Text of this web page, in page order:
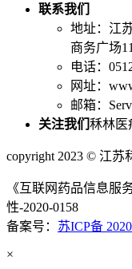
联系我们
地址：江
商务广场
电话：
网址：
邮箱：
关注我们 秝林医
copyright 2023 © 江
《互联网药品信息服
性-2020-0158
备案号： 苏ICP备
×